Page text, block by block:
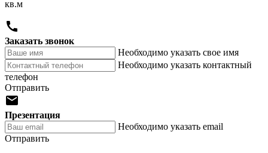
кв.м

Заказать звонок
Необходимо указать свое имя
Необходимо указать контактный
телефон
Отправить

Презентация
Необходимо указать email
Отправить